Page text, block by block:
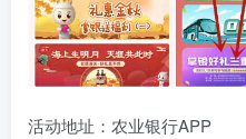
活动地址：农业银行APP